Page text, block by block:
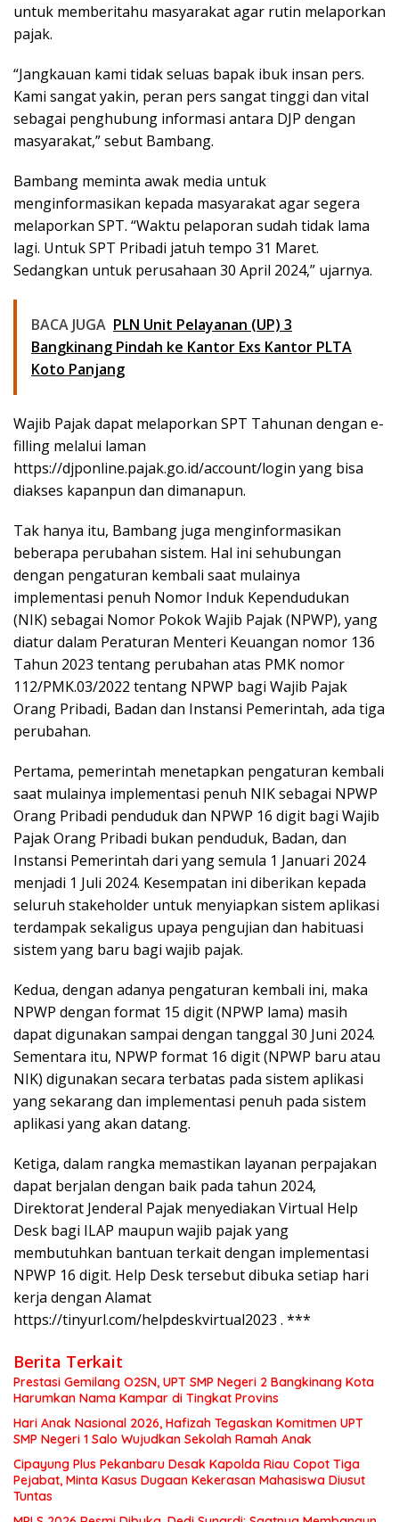
untuk memberitahu masyarakat agar rutin melaporkan
pajak.
“Jangkauan kami tidak seluas bapak ibuk insan pers.
Kami sangat yakin, peran pers sangat tinggi dan vital
sebagai penghubung informasi antara DJP dengan
masyarakat,” sebut Bambang.
Bambang meminta awak media untuk
menginformasikan kepada masyarakat agar segera
melaporkan SPT. “Waktu pelaporan sudah tidak lama
lagi. Untuk SPT Pribadi jatuh tempo 31 Maret.
Sedangkan untuk perusahaan 30 April 2024,” ujarnya.
BACA JUGA PLN Unit Pelayanan (UP) 3
Bangkinang Pindah ke Kantor Exs Kantor PLTA
Koto Panjang
Wajib Pajak dapat melaporkan SPT Tahunan dengan e-
filling melalui laman
https://djponline.pajak.go.id/account/login yang bisa
diakses kapanpun dan dimanapun.
Tak hanya itu, Bambang juga menginformasikan
beberapa perubahan sistem. Hal ini sehubungan
dengan pengaturan kembali saat mulainya
implementasi penuh Nomor Induk Kependudukan
(NIK) sebagai Nomor Pokok Wajib Pajak (NPWP), yang
diatur dalam Peraturan Menteri Keuangan nomor 136
Tahun 2023 tentang perubahan atas PMK nomor
112/PMK.03/2022 tentang NPWP bagi Wajib Pajak
Orang Pribadi, Badan dan Instansi Pemerintah, ada tiga
perubahan.
Pertama, pemerintah menetapkan pengaturan kembali
saat mulainya implementasi penuh NIK sebagai NPWP
Orang Pribadi penduduk dan NPWP 16 digit bagi Wajib
Pajak Orang Pribadi bukan penduduk, Badan, dan
Instansi Pemerintah dari yang semula 1 Januari 2024
menjadi 1 Juli 2024. Kesempatan ini diberikan kepada
seluruh stakeholder untuk menyiapkan sistem aplikasi
terdampak sekaligus upaya pengujian dan habituasi
sistem yang baru bagi wajib pajak.
Kedua, dengan adanya pengaturan kembali ini, maka
NPWP dengan format 15 digit (NPWP lama) masih
dapat digunakan sampai dengan tanggal 30 Juni 2024.
Sementara itu, NPWP format 16 digit (NPWP baru atau
NIK) digunakan secara terbatas pada sistem aplikasi
yang sekarang dan implementasi penuh pada sistem
aplikasi yang akan datang.
Ketiga, dalam rangka memastikan layanan perpajakan
dapat berjalan dengan baik pada tahun 2024,
Direktorat Jenderal Pajak menyediakan Virtual Help
Desk bagi ILAP maupun wajib pajak yang
membutuhkan bantuan terkait dengan implementasi
NPWP 16 digit. Help Desk tersebut dibuka setiap hari
kerja dengan Alamat
https://tinyurl.com/helpdeskvirtual2023 . ***
Berita Terkait
Prestasi Gemilang O2SN, UPT SMP Negeri 2 Bangkinang Kota
Harumkan Nama Kampar di Tingkat Provins
Hari Anak Nasional 2026, Hafizah Tegaskan Komitmen UPT
SMP Negeri 1 Salo Wujudkan Sekolah Ramah Anak
Cipayung Plus Pekanbaru Desak Kapolda Riau Copot Tiga
Pejabat, Minta Kasus Dugaan Kekerasan Mahasiswa Diusut
Tuntas